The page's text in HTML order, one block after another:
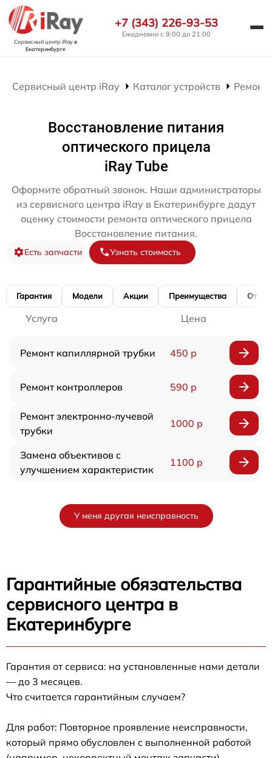
Сервисный центр iRayв
Екатеринбурге
+7 (343) 226-93-53
Ежедневно с 9:00 до 21:00
Сервисный центр iRay Каталог устройств Ремонт
Восстановление питания
оптического прицела
iRay Tube
Оформите обратный звонок. Наши администраторы
из сервисного центра iRay в Екатеринбурге дадут
оценку стоимости ремонта оптического прицела
Восстановление питания.
Есть запчасти Узнать стоимость
Гарантия Модели Акции Преимущества
Услуга Цена
Ремонт капиллярной трубки 450 р
Ремонт контроллеров 590 р
Ремонт электронно-лучевой
трубки
1000 р
Замена объективов с
улучшением характеристик
1100 р
У меня другая неисправность
Гарантийные обязательства
сервисного центра в
Екатеринбурге
Гарантия от сервиса: на установленные нами детали
— до 3 месяцев.
Что считается гарантийным случаем?
Для работ: Повторное проявление неисправности,
который прямо обусловлен с выполненной работой